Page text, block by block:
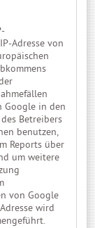
Adresse von
Google in den
Betreibers
benutzen,
Reports über
um weitere
von Google
wird